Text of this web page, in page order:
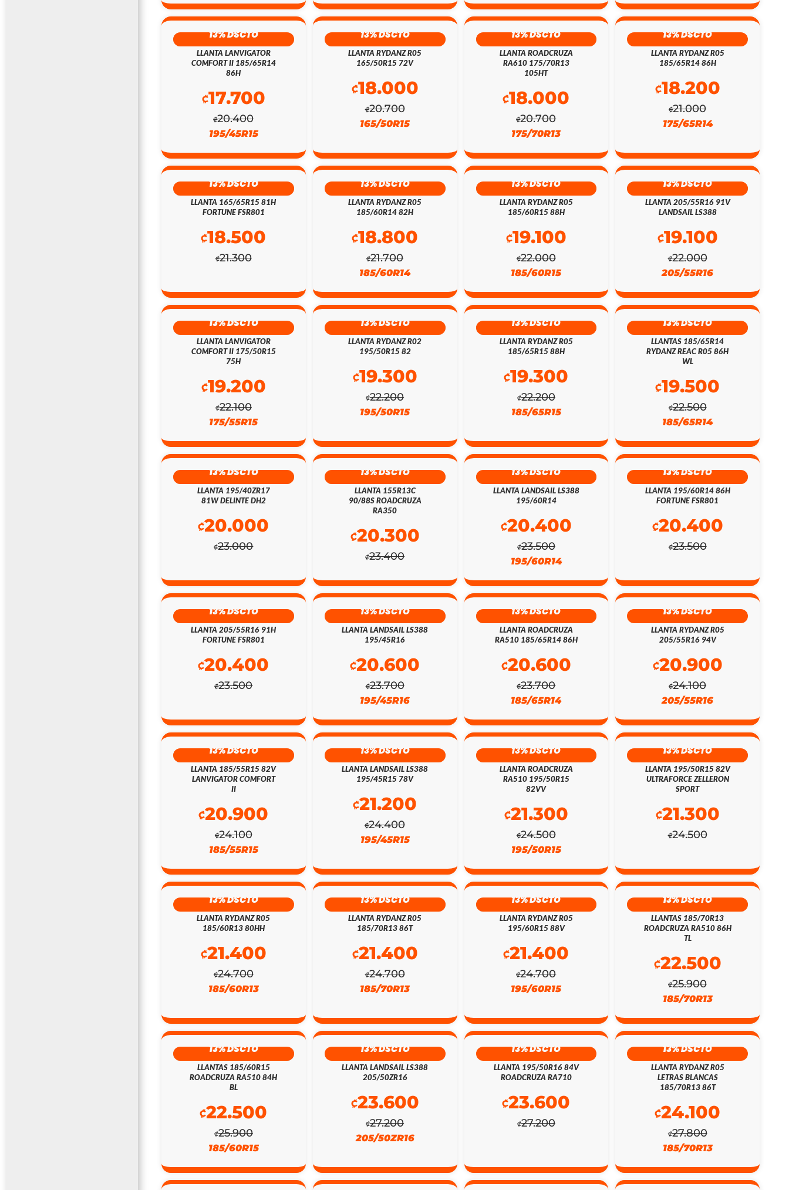
13% DSCTO
LLANTA LANVIGATOR
COMFORT II 185/65R14
86H
₡20.400
₡17.700
195/45R15
13% DSCTO
LLANTA RYDANZ R05
165/50R15 72V
₡20.700
₡18.000
165/50R15
13% DSCTO
LLANTA ROADCRUZA
RA610 175/70R13
105HT
₡20.700
₡18.000
175/70R13
13% DSCTO
LLANTA RYDANZ R05
185/65R14 86H
₡21.000
₡18.200
175/65R14
13% DSCTO
LLANTA 165/65R15 81H
FORTUNE FSR801
₡21.300
₡18.500
13% DSCTO
LLANTA RYDANZ R05
185/60R14 82H
₡21.700
₡18.800
185/60R14
13% DSCTO
LLANTA RYDANZ R05
185/60R15 88H
₡22.000
₡19.100
185/60R15
13% DSCTO
LLANTA 205/55R16 91V
LANDSAIL LS388
₡22.000
₡19.100
205/55R16
13% DSCTO
LLANTA LANVIGATOR
COMFORT II 175/50R15
75H
₡22.100
₡19.200
175/55R15
13% DSCTO
LLANTA RYDANZ R02
195/50R15 82
₡22.200
₡19.300
195/50R15
13% DSCTO
LLANTA RYDANZ R05
185/65R15 88H
₡22.200
₡19.300
185/65R15
13% DSCTO
LLANTAS 185/65R14
RYDANZ REAC R05 86H
WL
₡22.500
₡19.500
185/65R14
13% DSCTO
LLANTA 195/40ZR17
81W DELINTE DH2
₡23.000
₡20.000
13% DSCTO
LLANTA 155R13C
90/88S ROADCRUZA
RA350
₡23.400
₡20.300
13% DSCTO
LLANTA LANDSAIL LS388
195/60R14
₡23.500
₡20.400
195/60R14
13% DSCTO
LLANTA 195/60R14 86H
FORTUNE FSR801
₡23.500
₡20.400
13% DSCTO
LLANTA 205/55R16 91H
FORTUNE FSR801
₡23.500
₡20.400
13% DSCTO
LLANTA LANDSAIL LS388
195/45R16
₡23.700
₡20.600
195/45R16
13% DSCTO
LLANTA ROADCRUZA
RA510 185/65R14 86H
₡23.700
₡20.600
185/65R14
13% DSCTO
LLANTA RYDANZ R05
205/55R16 94V
₡24.100
₡20.900
205/55R16
13% DSCTO
LLANTA 185/55R15 82V
LANVIGATOR COMFORT
II
₡24.100
₡20.900
185/55R15
13% DSCTO
LLANTA LANDSAIL LS388
195/45R15 78V
₡24.400
₡21.200
195/45R15
13% DSCTO
LLANTA ROADCRUZA
RA510 195/50R15
82VV
₡24.500
₡21.300
195/50R15
13% DSCTO
LLANTA 195/50R15 82V
ULTRAFORCE ZELLERON
SPORT
₡24.500
₡21.300
13% DSCTO
LLANTA RYDANZ R05
185/60R13 80HH
₡24.700
₡21.400
185/60R13
13% DSCTO
LLANTA RYDANZ R05
185/70R13 86T
₡24.700
₡21.400
185/70R13
13% DSCTO
LLANTA RYDANZ R05
195/60R15 88V
₡24.700
₡21.400
195/60R15
13% DSCTO
LLANTAS 185/70R13
ROADCRUZA RA510 86H
TL
₡25.900
₡22.500
185/70R13
13% DSCTO
LLANTAS 185/60R15
ROADCRUZA RA510 84H
BL
₡25.900
₡22.500
185/60R15
13% DSCTO
LLANTA LANDSAIL LS388
205/50ZR16
₡27.200
₡23.600
205/50ZR16
13% DSCTO
LLANTA 195/50R16 84V
ROADCRUZA RA710
₡27.200
₡23.600
13% DSCTO
LLANTA RYDANZ R05
LETRAS BLANCAS
185/70R13 86T
₡27.800
₡24.100
185/70R13